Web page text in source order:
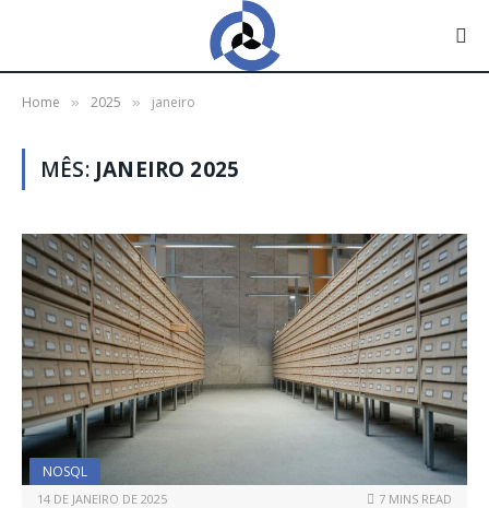
Home » 2025 » janeiro
MÊS: JANEIRO 2025
NOSQL
14 DE JANEIRO DE 2025 7 MINS READ